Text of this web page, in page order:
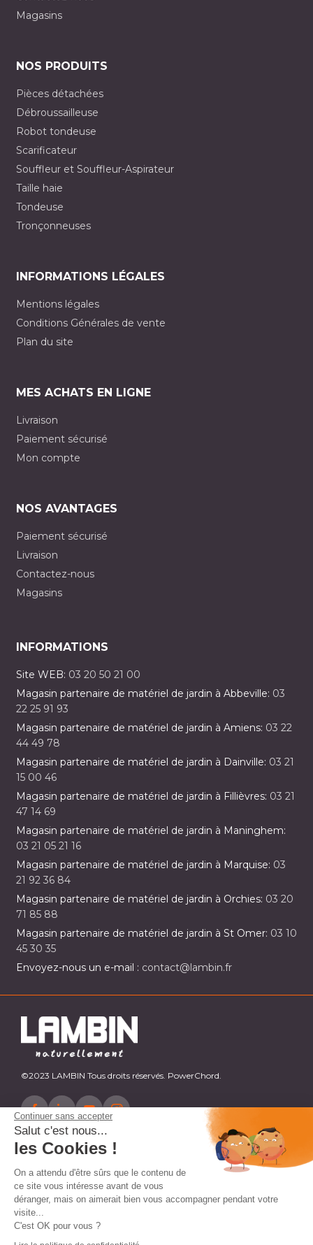
Continuer sans accepter
Salut c'est nous...
les Cookies !
On a attendu d'être sûrs que le contenu de
ce site vous intéresse avant de vous
déranger, mais on aimerait bien vous accompagner pendant votre
visite...
C'est OK pour vous ?
Magasins
NOS PRODUITS
Pièces détachées
Débroussailleuse
Robot tondeuse
Scarificateur
Souffleur et Souffleur-Aspirateur
Taille haie
Tondeuse
Tronçonneuses
INFORMATIONS LÉGALES
Mentions légales
Conditions Générales de vente
Plan du site
MES ACHATS EN LIGNE
Livraison
Paiement sécurisé
Mon compte
NOS AVANTAGES
Paiement sécurisé
Livraison
Contactez-nous
Magasins
INFORMATIONS
Site WEB: 03 20 50 21 00
Magasin partenaire de matériel de jardin à Abbeville: 03
22 25 91 93
Magasin partenaire de matériel de jardin à Amiens: 03 22
44 49 78
Magasin partenaire de matériel de jardin à Dainville: 03 21
15 00 46
Magasin partenaire de matériel de jardin à Fillièvres: 03 21
47 14 69
Magasin partenaire de matériel de jardin à Maninghem:
03 21 05 21 16
Magasin partenaire de matériel de jardin à Marquise: 03
21 92 36 84
Magasin partenaire de matériel de jardin à Orchies: 03 20
71 85 88
Magasin partenaire de matériel de jardin à St Omer: 03 10
45 30 35
Envoyez-nous un e-mail : contact@lambin.fr
©2023 LAMBIN Tous droits réservés. PowerChord.